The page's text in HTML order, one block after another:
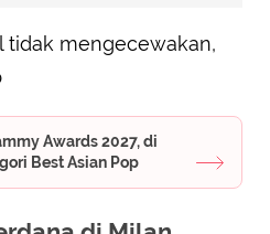
tidak mengecewakan,
Awards 2027, di
Best Asian Pop